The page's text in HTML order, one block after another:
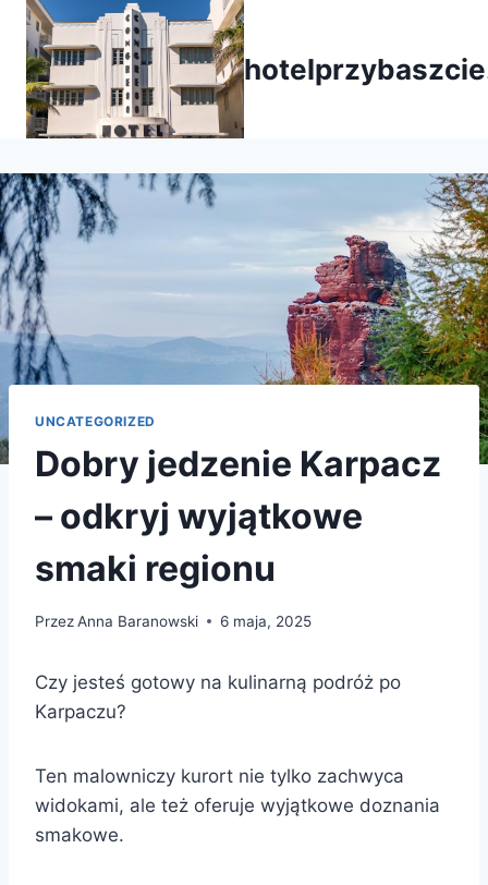
Przejdź
treści
UNCATEGORIZED
Dobry jedzenie Karpacz
– odkryj wyjątkowe
smaki regionu
PrzezAnna Baranowski 6 maja, 2025
Czy jesteś gotowy na kulinarną podróż po
Karpaczu?
Ten malowniczy kurort nie tylko zachwyca
widokami, ale też oferuje wyjątkowe doznania
smakowe.